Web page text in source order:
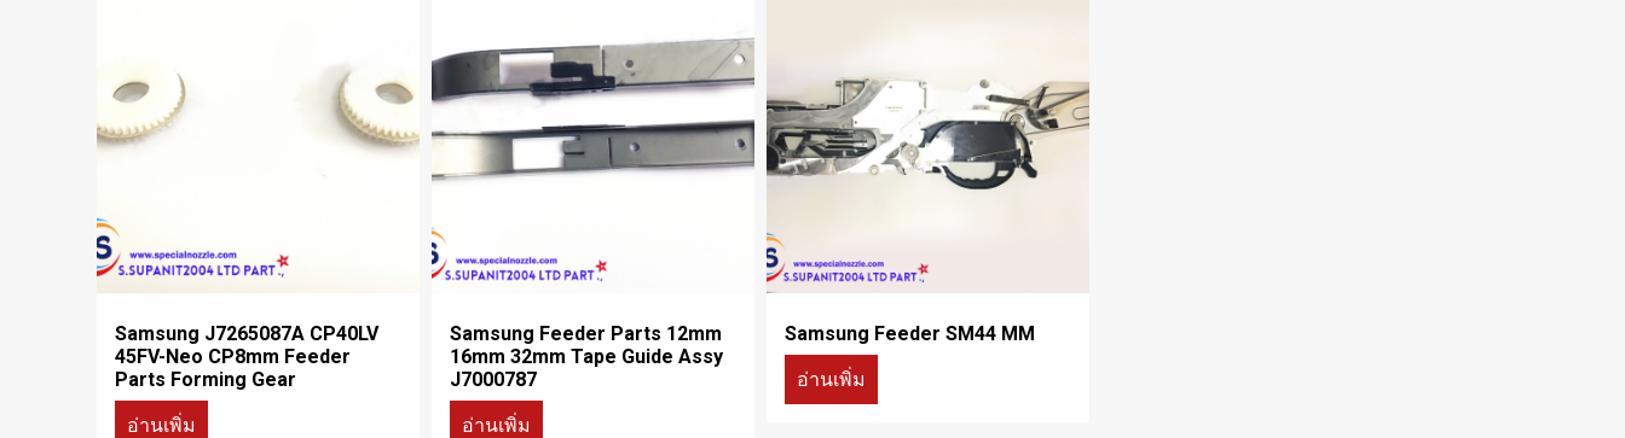
Samsung J7265087A CP40LV
45FV-Neo CP8mm Feeder
Parts Forming Gear
อ่านเพิ่ม
Samsung Feeder Parts 12mm
16mm 32mm Tape Guide Assy
J7000787
อ่านเพิ่ม
Samsung Feeder SM44 MM
อ่านเพิ่ม